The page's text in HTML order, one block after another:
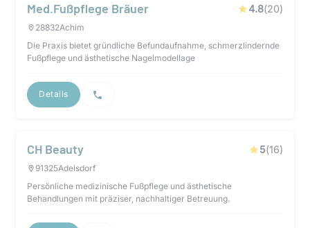
Med.Fußpflege Bräuer 4.8(20)
28832Achim
Die Praxis bietet gründliche Befundaufnahme, schmerzlindernde
Fußpflege und ästhetische Nagelmodellage
Details
CH Beauty 5(16)
91325Adelsdorf
Persönliche medizinische Fußpflege und ästhetische
Behandlungen mit präziser, nachhaltiger Betreuung.